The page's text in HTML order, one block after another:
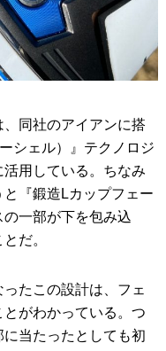
、同社のアイアンに搭
シェル）』テクノロジ
用している。ちなみ
『鍛造Lカップフェー
一部が下を包み込
だ。
ったこの設計は、フェ
がわかっている。つ
当たったとしても初